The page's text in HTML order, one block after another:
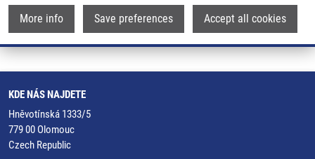
More info Save preferences Accept all cookies
ISSN: 1213-8118, PMID:23069884 ,
KDE NÁS NAJDETE
Hněvotínská 1333/5
779 00 Olomouc
Czech Republic